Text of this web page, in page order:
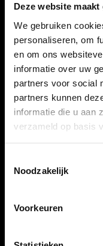
Deze website
We gebruiken
personaliseren, om
en om ons
informatie over uw
partners voor social
partners kunnen
informatie die u aan
verzameld op basis
Noodzakelijk
Voorkeuren
GOAT Quarterback
Dartpijlen